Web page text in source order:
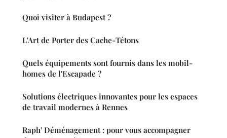
Quoi visiter à Budapest ?
L'Art de Porter des Cache-Tétons
Quels équipements sont fournis dans les mobil-
homes de l'Escapade ?
Solutions électriques innovantes pour les espaces
de travail modernes à Rennes
Raph' Déménagement : pour vous accompagner